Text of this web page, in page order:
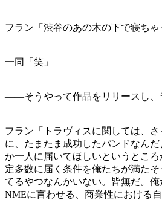
フラン「渋谷のあの木の下で寝ち
一同「笑」
――そうやって作品をリリースし、
フラン「トラヴィスに関しては、
に、たまたま成功したバンドなん
か一人に届いてほしいというとこ
定多数に届く条件を俺たちが満た
てるやつなんかいない。皆無だ。
NMEに言わせる、商業性における自